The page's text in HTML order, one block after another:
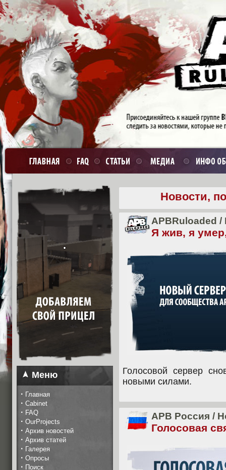
Меню
· Главная
· Cabinet
· FAQ
· OurProjects
· Архив новостей
· Архив статей
· Галерея
· Опросы
· Поиск
Новости,
APBRuloaded /
Я жив, я
Голосовой сервер
новыми силами.
APB Россия /
Голосовая